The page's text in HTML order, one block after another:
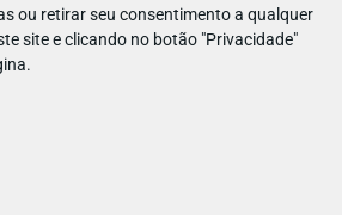
ou retirar seu consentimento a qualquer
site e clicando no botão "Privacidade"